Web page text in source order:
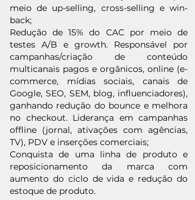
meio de up-selling, cross-selling e win-
back;
Redução de 15% do CAC por meio de
testes A/B e growth. Responsável por
campanhas/criação de conteúdo
multicanais pagos e orgânicos, online (e-
commerce, mídias sociais, canais de
Google, SEO, SEM, blog, influenciadores),
ganhando redução do bounce e melhora
no checkout. Liderança em campanhas
offline (jornal, ativações com agências,
TV), PDV e inserções comerciais;
Conquista de uma linha de produto e
reposicionamento da marca com
aumento do ciclo de vida e redução do
estoque de produto.